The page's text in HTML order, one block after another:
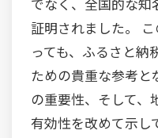
証明されました。
っても、ふるさと納
ための貴重な参考と
の重要性、そして、
有効性を改めて示し